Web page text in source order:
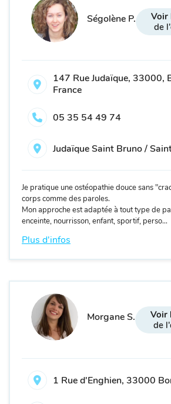
Ségolène P.
Voir
de
147 Rue Judaïque, 33000,
France
05 35 54 49 74
Judaïque Saint Bruno /
Je pratique une ostéopathie douce sans
corps comme des paroles.
Mon approche est adaptée à tout type de
enceinte, nourrisson, enfant, sportif, perso...
Plus d'infos
Morgane S.
Voir
de
1 Rue d'Enghien, 33000